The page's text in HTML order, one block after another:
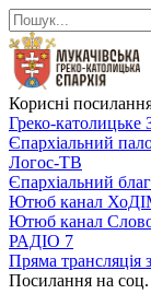
Корисні
Греко-католицьке
Єпархіальний
Логос-ТВ
Єпархіальний
Ютюб канал
Ютюб канал
РАДІО 7
Пряма трансляція
Посилання на соц.